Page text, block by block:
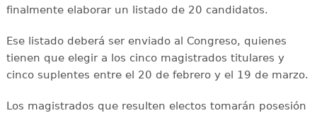
finalmente elaborar un listado de 20 candidatos.
Ese listado deberá ser enviado al Congreso, quienes
tienen que elegir a los cinco magistrados titulares y
cinco suplentes entre el 20 de febrero y el 19 de marzo.
Los magistrados que resulten electos tomarán posesión